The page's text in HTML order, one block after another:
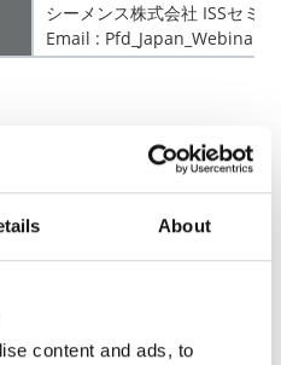
About
content and ads, to
シーメンス株式会社 ISSセミ
Email :